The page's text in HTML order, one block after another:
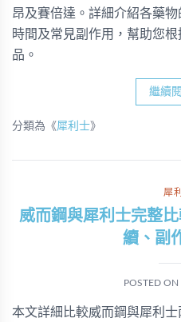
昂及賽倍達。詳細介紹各藥
時間及常見副作用，幫助您
品。
繼續
分類為《犀利士》
犀
威而鋼與犀利士完整
續、副
POSTED ON
本文詳細比較威而鋼與犀利